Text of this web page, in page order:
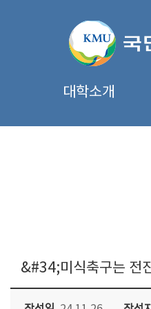
대학소개
&#34;미식축구는 전